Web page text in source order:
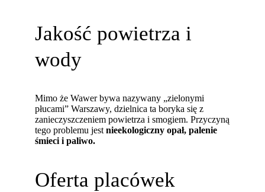
Jakość powietrza i
wody
Mimo że Wawer bywa nazywany „zielonymi
płucami” Warszawy, dzielnica ta boryka się z
zanieczyszczeniem powietrza i smogiem. Przyczyną
tego problemu jestnieekologiczny opał, palenie
śmieci i paliwo.
Oferta placówek